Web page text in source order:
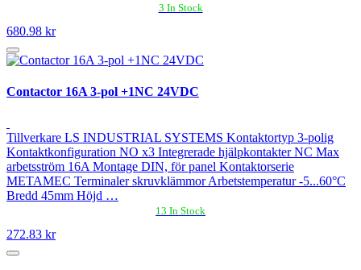
3 In Stock
680.98 kr
Contactor 16A 3-pol +1NC 24VDC
Tillverkare LS INDUSTRIAL SYSTEMS Kontaktortyp 3-polig
Kontaktkonfiguration NO x3 Integrerade hjälpkontakter NC Max
arbetsström 16A Montage DIN, för panel Kontaktorserie
METAMEC Terminaler skruvklämmor Arbetstemperatur -5...60°C
Bredd 45mm Höjd …
13 In Stock
272.83 kr